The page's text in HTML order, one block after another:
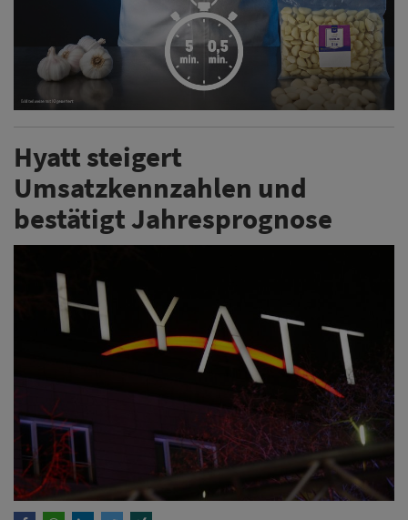
Hyatt steigert
Umsatzkennzahlen und
bestätigt Jahresprognose